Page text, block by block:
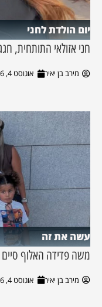
יום הולדת לחני
חני אזולאי התותחית,
מירב בן יאיר אוגוסט 4, 2026
עשה את זה
משה פדידה האלוף
מירב בן יאיר אוגוסט 4, 2026